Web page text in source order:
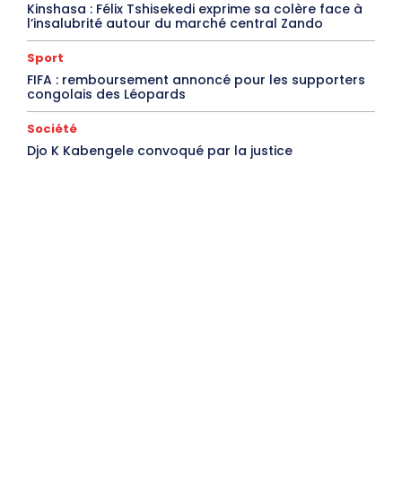
Kinshasa : Félix Tshisekedi exprime sa colère face à
l’insalubrité autour du marché central Zando
Sport
FIFA : remboursement annoncé pour les supporters
congolais des Léopards
Société
Djo K Kabengele convoqué par la justice